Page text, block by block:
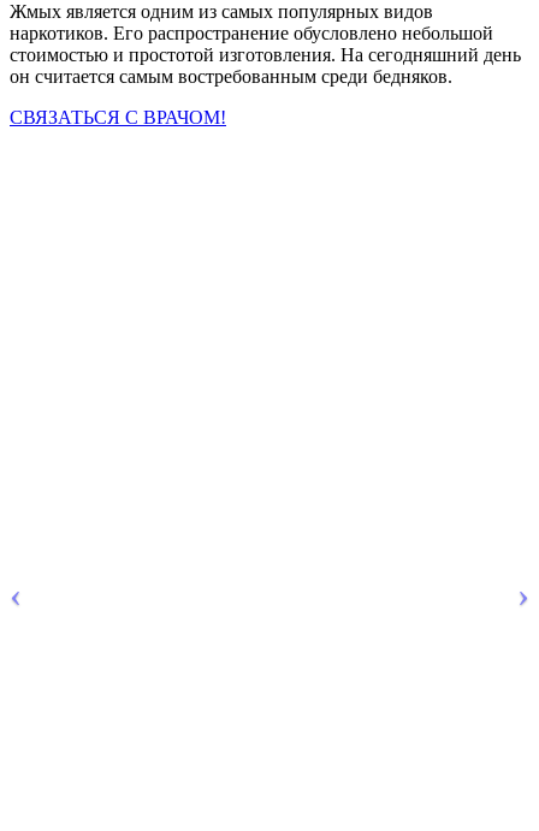
Жмых является одним из самых популярных видов
наркотиков. Его распространение обусловлено небольшой
стоимостью и простотой изготовления. На сегодняшний день
он считается самым востребованным среди бедняков.
СВЯЗАТЬСЯ С ВРАЧОМ!